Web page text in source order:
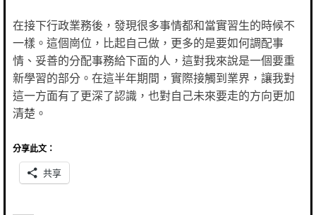
在接下行政業務後，發現很多事情都和當實習生的時候不
一樣。這個崗位，比起自己做，更多的是要如何調配事
情、妥善的分配事務給下面的人，這對我來說是一個要重
新學習的部分。在這半年期間，實際接觸到業界，讓我對
這一方面有了更深了認識，也對自己未來要走的方向更加
清楚。
分享此文：
共享